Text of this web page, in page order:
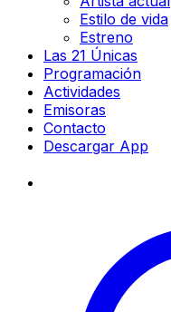
Estilo de vida
Estreno
Las 21 Únicas
Programación
Actividades
Emisoras
Contacto
Descargar App